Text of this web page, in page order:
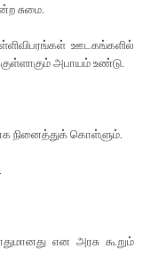
சுமை.
ஊடகங்களில்
அபாயம் உண்டு.
நினைத்துக் கொள்ளும்.
என அரசு கூறும்